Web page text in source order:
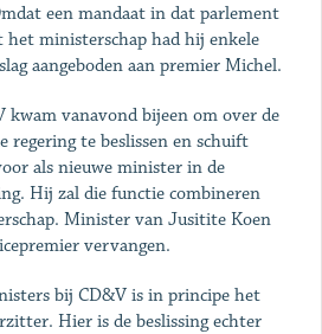
een mandaat in dat parlement
het ministerschap had hij enkele
aangeboden aan premier Michel.
vanavond bijeen om over de
regering te beslissen en schuift
als nieuwe minister in de
Hij zal die functie combineren
Minister van Jusitite Koen
vervangen.
bij CD&V is in principe het
Hier is de beslissing echter